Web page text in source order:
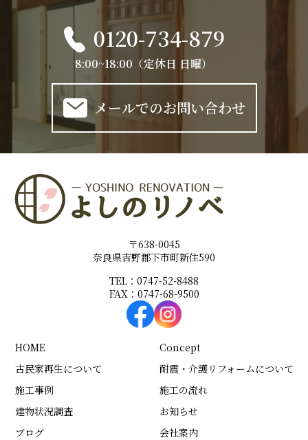
0120-734-879
8:00~18:00（定休日 日曜）
メールでのお問い合わせ
〒638-0045
奈良県吉野郡下市町新住590
TEL：0747-52-8488
FAX：0747-68-9500
HOME
Concept
古民家再生について
耐震・介護リフォームについて
施工事例
施工の流れ
建物状況調査
お知らせ
ブログ
会社案内